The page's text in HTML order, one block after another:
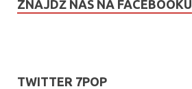
ZNAJDŹ NAS NA FACEBOOKU
TWITTER 7POP